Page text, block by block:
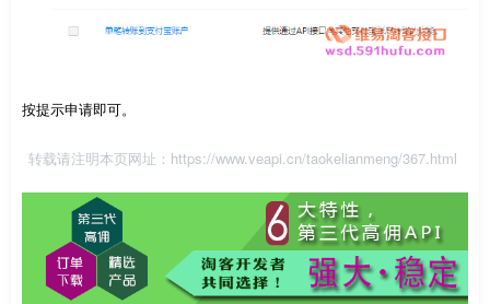
按提示申请即可。
转载请注明本页网址： https://www.veapi.cn/taokelianmeng/367.html